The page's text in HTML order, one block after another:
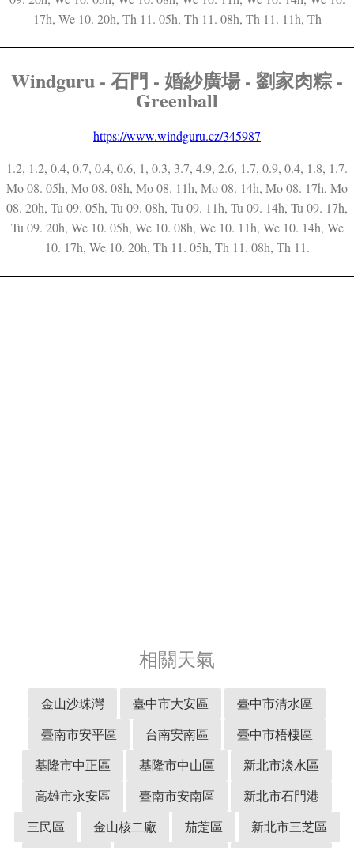
17h, We 10. 20h, Th 11. 05h, Th 11. 08h, Th 11. 11h, Th
Windguru - 石門 - 婚紗廣場 - 劉家肉粽 -
Greenball
https://www.windguru.cz/345987
1.2, 1.2, 0.4, 0.7, 0.4, 0.6, 1, 0.3, 3.7, 4.9, 2.6, 1.7, 0.9, 0.4, 1.8, 1.7.
Mo 08. 05h, Mo 08. 08h, Mo 08. 11h, Mo 08. 14h, Mo 08. 17h, Mo
08. 20h, Tu 09. 05h, Tu 09. 08h, Tu 09. 11h, Tu 09. 14h, Tu 09. 17h,
Tu 09. 20h, We 10. 05h, We 10. 08h, We 10. 11h, We 10. 14h, We
10. 17h, We 10. 20h, Th 11. 05h, Th 11. 08h, Th 11.
相關天氣
金山沙珠灣 臺中市大安區
臺中市清水區
臺南市安平區
台南安南區
臺中市梧棲區
基隆市中正區
基隆市中山區
新北市淡水區
高雄市永安區
臺南市安南區
新北市石門港
三民區
金山核二廠 茄萣區 新北市三芝區